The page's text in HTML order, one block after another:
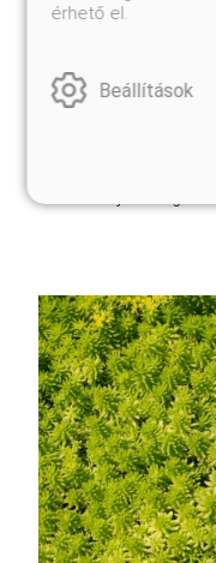
sötétzöld lombú,
fajtája, melynek
Rendkívül szép
érhető el.
Beállítások